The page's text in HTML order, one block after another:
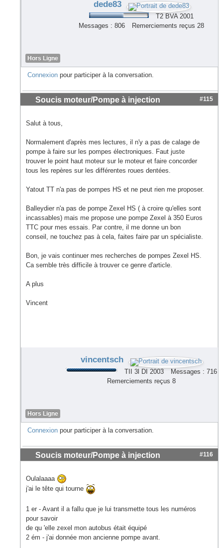
dede83
T2 BVA 2001
Messages : 806
Remerciements reçus 28
Hors Ligne
Connexion pour participer à la conversation.
Soucis moteur/Pompe à injection #115
Salut à tous,
Normalement d'après mes lectures, il n'y a pas de calage de
pompe à faire sur les pompes électroniques. Faut juste
trouver le point haut moteur sur le moteur et faire concorder
tous les repères sur les différentes roues dentées.
Yatout TT n'a pas de pompes HS et ne peut rien me proposer.
Balleydier n'a pas de pompe Zexel HS ( à croire qu'elles sont
incassables) mais me propose une pompe Zexel à 350 Euros
TTC pour mes essais. Par contre, il me donne un bon
conseil, ne touchez pas à cela, faites faire par un spécialiste.
Bon, je vais continuer mes recherches de pompes Zexel HS.
Ca semble très difficile à trouver ce genre d'article.
A plus
Vincent
vincentsch
TII 3l DI 2003
Messages : 716
Remerciements reçus 8
Hors Ligne
Connexion pour participer à la conversation.
Soucis moteur/Pompe à injection #116
Oulalaaaa
j'ai le tête qui tourne
1 er - Avant il a fallu que je lui transmette tous les numéros
pour savoir
de qu 'elle zexel mon autobus était équipé
2 ém - j'ai donnée mon ancienne pompe avant.